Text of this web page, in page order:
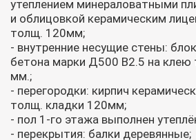
утеплением минераловатными
и облицовкой керамическим
толщ. 120мм;
- внутренние несущие стены:
бетона марки Д500 В2.5 на клею
мм.;
- перегородки: кирпич
толщ. кладки 120мм;
- пол 1-го этажа выполнен
- перекрытия: балки деревянные;